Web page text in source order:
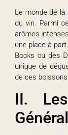
Le monde de
du vin. Parmi
arômes
une place à
Bocks ou des
unique de
de ces
II.